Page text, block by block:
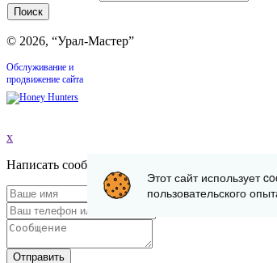
© 2026, “Урал-Мастер”
Обслуживание и
продвижение сайта
x
Написать сообщение
Отправить
Этот сайт использует
пользовательского